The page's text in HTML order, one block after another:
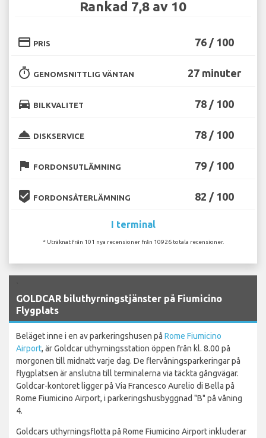
Rankad 7,8 av 10
credit_card PRIS 76 / 100
timer GENOMSNITTLIG VÄNTAN 27 minuter
directions_car BILKVALITET 78 / 100
room_service DISKSERVICE 78 / 100
flag FORDONSUTLÄMNING 79 / 100
beenhere FORDONSÅTERLÄMNING 82 / 100
I terminal
* Uträknat från 101 nya recensioner från 10926 totala recensioner.
GOLDCAR biluthyrningstjänster på Fiumicino
Flygplats
Beläget inne i en av parkeringshusen på Rome Fiumicino
Airport, är Goldcar uthyrningsstation öppen från kl. 8.00 på
morgonen till midnatt varje dag. De flervåningsparkeringar på
flygplatsen är anslutna till terminalerna via täckta gångvägar.
Goldcar-kontoret ligger på Via Francesco Aurelio di Bella på
Rome Fiumicino Airport, i parkeringshusbyggnad "B" på våning
4.
Goldcars uthyrningsflotta på Rome Fiumicino Airport inkluderar